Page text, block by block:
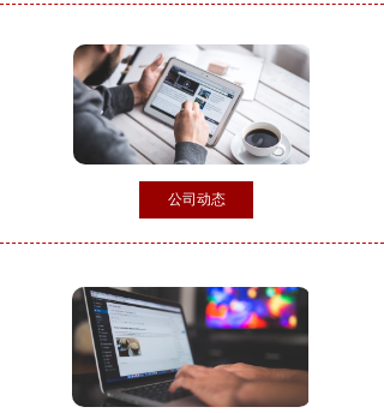
联系我们
合作伙伴
公司动态